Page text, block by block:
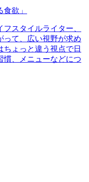
欲」
スタイルライター、
って、広い視野が求め
ちょっと違う視点で日
慣、メニューなどにつ